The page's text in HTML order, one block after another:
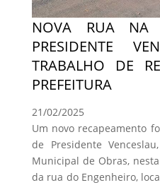
NOVA RUA NA
PRESIDENTE
TRABALHO DE
PREFEITURA
21/02/2025
Um novo recapeamento
de Presidente
Municipal de Obras,
da rua do Engenheiro,